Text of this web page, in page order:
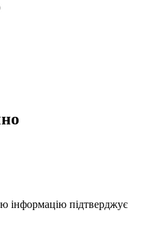
інформацію підтверджує